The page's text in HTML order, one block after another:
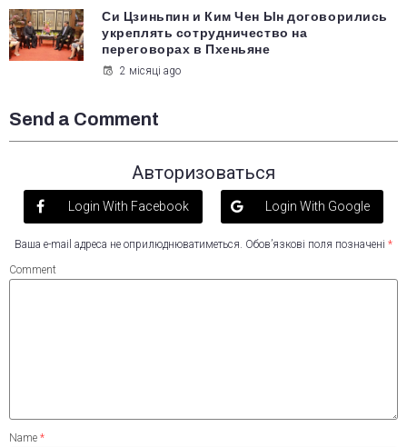
Си Цзиньпин и Ким Чен Ын договорились
укреплять сотрудничество на
переговорах в Пхеньяне
2 місяці ago
Send a Comment
Авторизоваться
Login With Facebook Login With Google
Ваша e-mail адреса не оприлюднюватиметься. Обов’язкові поля позначені *
Comment
Name *